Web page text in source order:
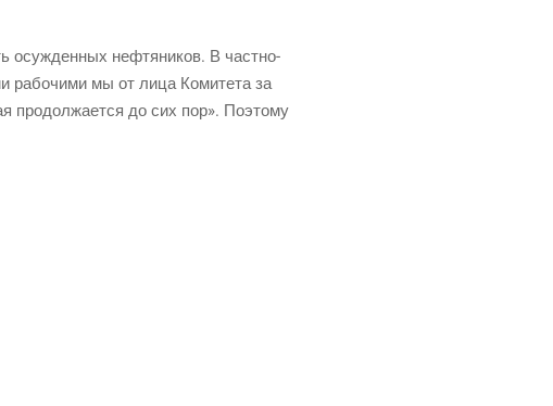
осуж­ден­ных неф­тя­ни­ков. В част­но­
рабо­чи­ми мы от лица Коми­те­та за
про­дол­жа­ет­ся до сих пор». Поэто­му